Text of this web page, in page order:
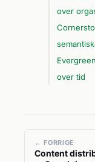
over
over tid
← FORRIGE
Content